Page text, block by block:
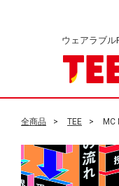
ウェアラブ
全商品 TEE MC